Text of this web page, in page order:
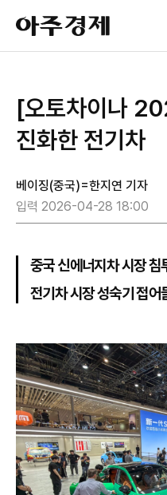
아
주
경
[오토차이나
진화한 전기차
베이징(중국)=한지연 기자
입력 2026-04-28 18:00
중국 신에너지차 시장
전기차 시장 성숙기 접어